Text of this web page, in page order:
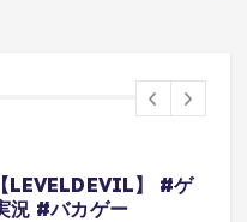
LEVELDEVIL】 #ゲ
況 #バカゲー